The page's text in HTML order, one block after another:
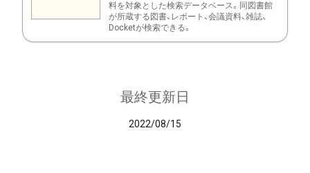
料を対象とした検索データベース。同図書館
が所蔵する図書、レポート、会議資料、雑誌、
Docketが検索できる。
最終更新日
2022/08/15